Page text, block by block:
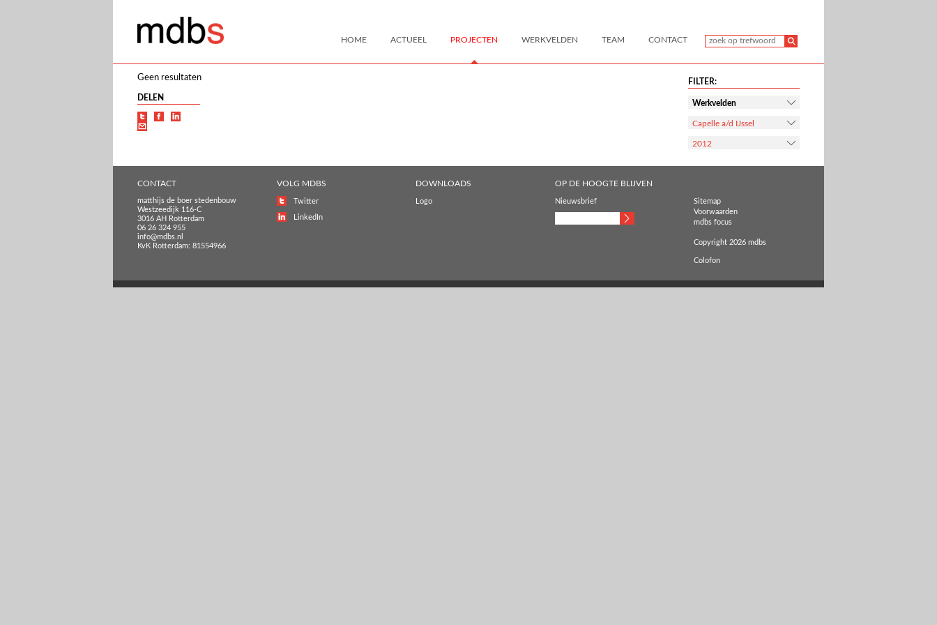
HOME ACTUEEL PROJECTEN WERKVELDEN TEAM CONTACT
Geen resultaten
DELEN
FILTER:
Werkvelden
Capelle a/d IJssel
2012
CONTACT
matthijs de boer stedenbouw
Westzeedijk 116-C
3016 AH Rotterdam
06 26 324 955
info@mdbs.nl
KvK Rotterdam: 81554966
VOLG MDBS
Twitter
LinkedIn
DOWNLOADS
Logo
OP DE HOOGTE BLIJVEN
Nieuwsbrief
Sitemap
Voorwaarden
mdbs focus
Copyright 2026 mdbs
Colofon